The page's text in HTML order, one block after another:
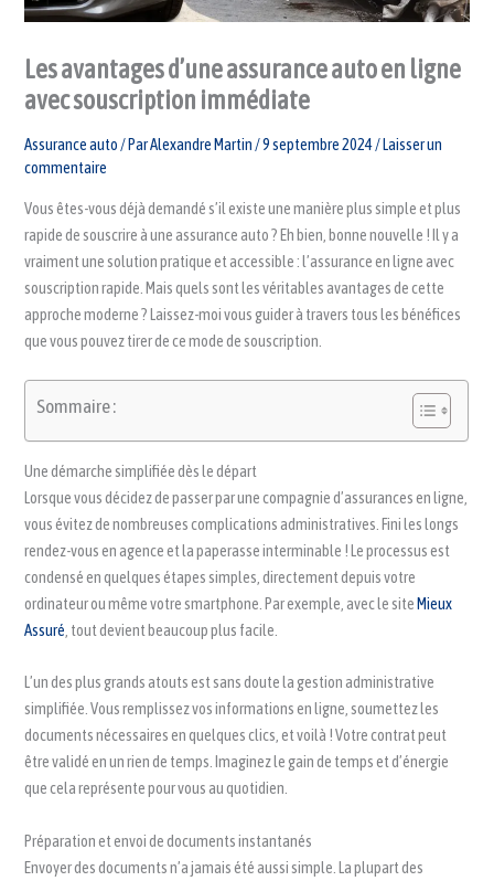
Les avantages d’une assurance auto en ligne
avec souscription immédiate
Assurance auto / ParAlexandre Martin /9 septembre 2024/Laisser un
commentaire
Vous êtes-vous déjà demandé s’il existe une manière plus simple et plus
rapide de souscrire à une assurance auto ? Eh bien, bonne nouvelle ! Il y a
vraiment une solution pratique et accessible : l’assurance en ligne avec
souscription rapide. Mais quels sont les véritables avantages de cette
approche moderne ? Laissez-moi vous guider à travers tous les bénéfices
que vous pouvez tirer de ce mode de souscription.
Sommaire :
Une démarche simplifiée dès le départ
Lorsque vous décidez de passer par une compagnie d’assurances en ligne,
vous évitez de nombreuses complications administratives. Fini les longs
rendez-vous en agence et la paperasse interminable ! Le processus est
condensé en quelques étapes simples, directement depuis votre
ordinateur ou même votre smartphone. Par exemple, avec le siteMieux
Assuré , tout devient beaucoup plus facile.
L’un des plus grands atouts est sans doute la gestion administrative
simplifiée. Vous remplissez vos informations en ligne, soumettez les
documents nécessaires en quelques clics, et voilà ! Votre contrat peut
être validé en un rien de temps. Imaginez le gain de temps et d’énergie
que cela représente pour vous au quotidien.
Préparation et envoi de documents instantanés
Envoyer des documents n’a jamais été aussi simple. La plupart des